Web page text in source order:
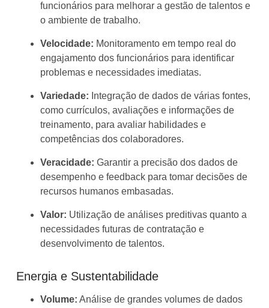
funcionários para melhorar a gestão de talentos e
o ambiente de trabalho.
Velocidade: Monitoramento em tempo real do
engajamento dos funcionários para identificar
problemas e necessidades imediatas.
Variedade: Integração de dados de várias fontes,
como currículos, avaliações e informações de
treinamento, para avaliar habilidades e
competências dos colaboradores.
Veracidade: Garantir a precisão dos dados de
desempenho e feedback para tomar decisões de
recursos humanos embasadas.
Valor: Utilização de análises preditivas quanto a
necessidades futuras de contratação e
desenvolvimento de talentos.
Energia e Sustentabilidade
Volume: Análise de grandes volumes de dados